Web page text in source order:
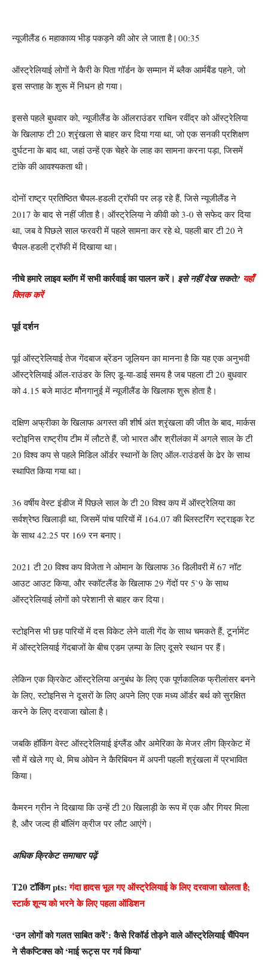
न्यूजीलैंड 6 महाकाव्य भीड़ पकड़ने की ओर ले जाता है | 00:35
ऑस्ट्रेलियाई लोगों ने कैरी के पिता गॉर्डन के सम्मान में ब्लैक आर्मबैंड पहने, जो
इस सप्ताह के शुरू में निधन हो गया।
इससे पहले बुधवार को, न्यूजीलैंड के ऑलराउंडर राचिन रवींद्र को ऑस्ट्रेलिया
के खिलाफ टी 20 श्रृंखला से बाहर कर दिया गया था, जो एक सनकी प्रशिक्षण
दुर्घटना के बाद था, जहां उन्हें एक चेहरे के लाह का सामना करना पड़ा, जिसमें
टांके की आवश्यकता थी।
दोनों राष्ट्र प्रतिष्ठित चैपल-हडली ट्रॉफी पर लड़ रहे हैं, जिसे न्यूजीलैंड ने
2017 के बाद से नहीं जीता है। ऑस्ट्रेलिया ने कीवी को 3-0 से सफेद कर दिया
था, जब वे पिछले साल फरवरी में पहले सामना कर रहे थे, पहली बार टी 20 ने
चैपल-हडली ट्रॉफी में दिखाया था।
नीचे हमारे लाइव ब्लॉग में सभी कार्रवाई का पालन करें। इसे नहीं देख सकते? यहाँ
क्लिक करें
पूर्व दर्शन
पूर्व ऑस्ट्रेलियाई तेज गेंदबाज ब्रेंडन जूलियन का मानना ​​है कि यह एक अनुभवी
ऑस्ट्रेलियाई ऑल-राउंडर के लिए डू-या-डाई समय है जब पहला टी 20 बुधवार
को 4.15 बजे माउंट मौनगानुई में न्यूजीलैंड के खिलाफ शुरू होता है।
दक्षिण अफ्रीका के खिलाफ अगस्त की शीर्ष अंत श्रृंखला की जीत के बाद, मार्कस
स्टोइनिस राष्ट्रीय टीम में लौटते हैं, जो भारत और श्रीलंका में अगले साल के टी
20 विश्व कप से पहले मिडिल ऑर्डर स्थानों के लिए ऑल-राउंडर्स के ढेर के साथ
स्थापित किया गया था।
36 वर्षीय वेस्ट इंडीज में पिछले साल के टी 20 विश्व कप में ऑस्ट्रेलिया का
सर्वश्रेष्ठ खिलाड़ी था, जिसमें पांच पारियों में 164.07 की ब्लिस्टरिंग स्ट्राइक रेट
के साथ 42.25 पर 169 रन बनाए।
2021 टी 20 विश्व कप विजेता ने ओमान के खिलाफ 36 डिलीवरी में 67 नॉट
आउट आउट किया, और स्कॉटलैंड के खिलाफ 29 गेंदों पर 5`9 के साथ
ऑस्ट्रेलियाई लोगों को परेशानी से बाहर कर दिया।
स्टोइनिस भी छह पारियों में दस विकेट लेने वाली गेंद के साथ चमकते हैं, टूर्नामेंट
में ऑस्ट्रेलियाई गेंदबाजों के बीच एडम ज़म्पा के लिए दूसरे स्थान पर हैं।
लेकिन एक क्रिकेट ऑस्ट्रेलिया अनुबंध के लिए एक पूर्णकालिक फ्रीलांसर बनने
के लिए, स्टोइनिस ने दूसरों के लिए अपने लिए एक मध्य ऑर्डर बर्थ को सुरक्षित
करने के लिए दरवाजा खोला है।
जबकि हॉकिंग वेस्ट ऑस्ट्रेलियाई इंग्लैंड और अमेरिका के मेजर लीग क्रिकेट में
सौ में खेले गए थे, मिच ओवेन ने कैरिबियन में अपनी पहली श्रृंखला में प्रभावित
किया।
कैमरन ग्रीन ने दिखाया कि उन्हें टी 20 खिलाड़ी के रूप में एक और गियर मिला
है, और जल्द ही बॉलिंग क्रीज पर लौट आएंगे।
अधिक क्रिकेट समाचार पढ़ें
T20 टॉकिंग pts:गंदा हादस भूल गए ऑस्ट्रेलियाई के लिए दरवाजा खोलता है;
स्टार्क शून्य को भरने के लिए पहला ऑडिशन
‘उन लोगों को गलत साबित करें’: कैसे रिकॉर्ड तोड़ने वाले ऑस्ट्रेलियाई चैंपियन
ने सैकप्टिक्स को ‘माई रूट्स पर गर्व किया’